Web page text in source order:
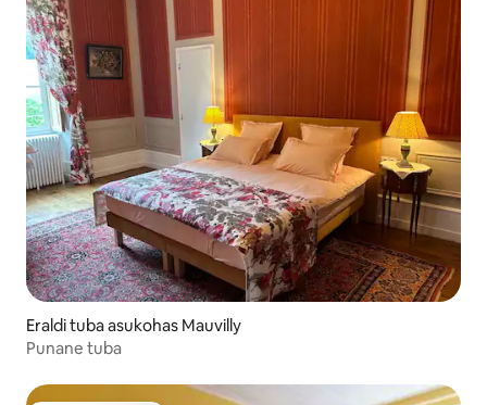
Eraldi tuba asukohas Mauvilly
Punane tuba